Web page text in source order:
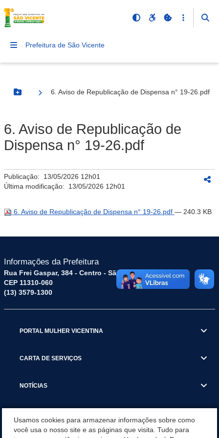
Prefeitura de São Vicente
Botão Menu
6. Aviso de Republicação de Dispensa n° 19-26.pdf
6. Aviso de Republicação de
Dispensa n° 19-26.pdf
Publicação: 13/05/2026 12h01
Última modificação: 13/05/2026 12h01
6. Aviso de Republicação de Dispensa n° 19-26.pdf — 240.3 KB
Informações da Prefeitura
Rua Frei Gaspar, 384 - Centro - São Vicente / SP
CEP 11310-060
(13) 3579-1300
PORTAL MULHER VICENTINA
CARTA DE SERVIÇOS
NOTÍCIAS
Usamos cookies para armazenar informações sobre como
você usa o nosso site e as páginas que visita. Tudo para